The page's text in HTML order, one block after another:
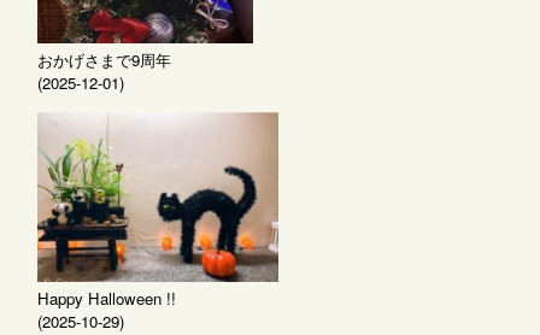
おかげさまで9周年
(2025-12-01)
Happy Halloween !!
(2025-10-29)